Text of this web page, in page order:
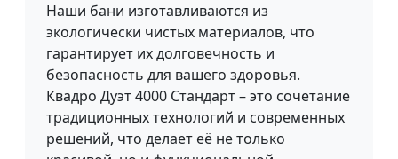
Наши бани изготавливаются из
экологически чистых материалов, что
гарантирует их долговечность и
безопасность для вашего здоровья.
Квадро Дуэт 4000 Стандарт – это сочетание
традиционных технологий и современных
решений, что делает её не только